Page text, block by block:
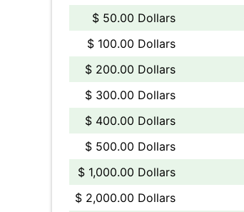
$ 50.00 Dollars
$ 100.00 Dollars
$ 200.00 Dollars
$ 300.00 Dollars
$ 400.00 Dollars
$ 500.00 Dollars
$ 1,000.00 Dollars
$ 2,000.00 Dollars